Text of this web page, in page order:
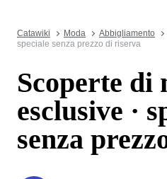
Catawiki Moda Abbigliamento
speciale senza prezzo di riserva
Scoperte di
esclusive ·
senza